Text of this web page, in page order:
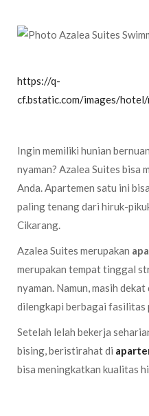
https://q-
cf.bstatic.com/images/
Ingin memiliki hunian
nyaman? Azalea Suites bisa
Anda. Apartemen satu ini
paling tenang dari hiruk-
Cikarang.
Azalea Suites merupakan
merupakan tempat tinggal
nyaman. Namun, masih
dilengkapi berbagai fasilitas
Setelah lelah bekerja
bising, beristirahat di
bisa meningkatkan kualitas